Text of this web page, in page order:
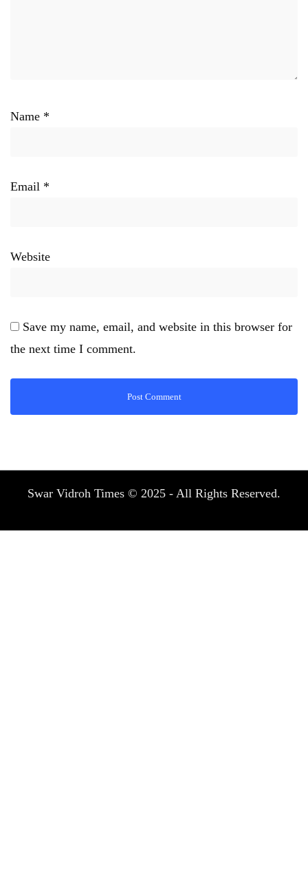
Name *
Email *
Website
Save my name, email, and website in this browser for
the next time I comment.
Swar Vidroh Times © 2025 - All Rights Reserved.